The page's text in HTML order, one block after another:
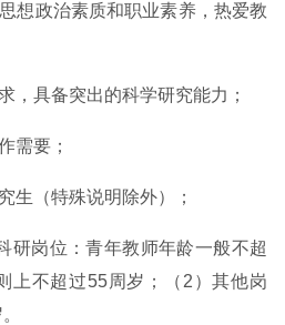
想政治素质和职业素养，热爱教
，具备突出的科学研究能力；
需要；
生（特殊说明除外）；
研岗位：青年教师年龄一般不超
上不超过55周岁；（2）其他岗